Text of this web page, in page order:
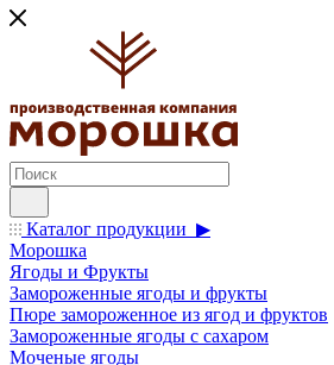
Каталог продукции ▶
Морошка
Ягоды и Фрукты
Замороженные ягоды и фрукты
Пюре замороженное из ягод и фруктов
Замороженные ягоды с сахаром
Моченые ягоды